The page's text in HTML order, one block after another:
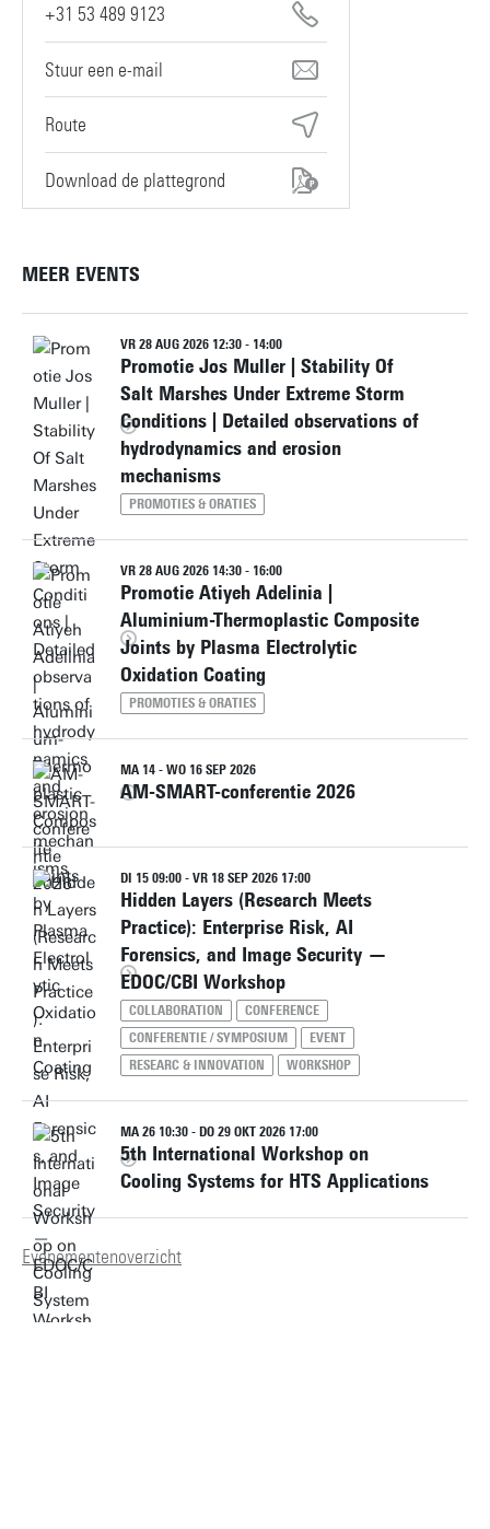
+31 53 489 9123
servicedesk-technohal@utwente.nl
Route
Download de plattegrond
MEER EVENTS
VR 28 AUG 2026 12:30 - 14:00
Promotie Jos Muller | Stability Of
Salt Marshes Under Extreme Storm
Conditions | Detailed observations of
hydrodynamics and erosion
mechanisms
PROMOTIES & ORATIES
VR 28 AUG 2026 14:30 - 16:00
Promotie Atiyeh Adelinia |
Aluminium-Thermoplastic Composite
Joints by Plasma Electrolytic
Oxidation Coating
PROMOTIES & ORATIES
MA 14 - WO 16 SEP 2026
AM-SMART-conferentie 2026
DI 15 09:00 - VR 18 SEP 2026 17:00
Hidden Layers (Research Meets
Practice): Enterprise Risk, AI
Forensics, and Image Security —
EDOC/CBI Workshop
COLLABORATION
CONFERENCE
CONFERENTIE / SYMPOSIUM
EVENT
RESEARC & INNOVATION
WORKSHOP
MA 26 10:30 - DO 29 OKT 2026 17:00
5th International Workshop on
Cooling Systems for HTS Applications
Evenementenoverzicht